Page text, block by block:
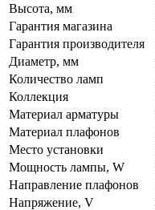
Высота, мм
Гарантия магазина
Гарантия производителя
Диаметр, мм
Количество ламп
Коллекция
Материал арматуры
Материал плафонов
Место установки
Мощность лампы, W
Направление плафонов
Напряжение, V